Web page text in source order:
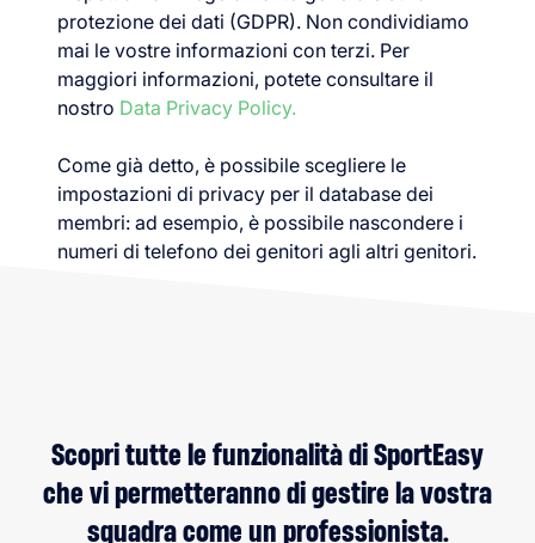
protezione dei dati (GDPR). Non condividiamo
mai le vostre informazioni con terzi. Per
maggiori informazioni, potete consultare il
nostro Data Privacy Policy.
Come già detto, è possibile scegliere le
impostazioni di privacy per il database dei
membri: ad esempio, è possibile nascondere i
numeri di telefono dei genitori agli altri genitori.
Scopri tutte le funzionalità di SportEasy
che vi permetteranno di gestire la vostra
squadra come un professionista.